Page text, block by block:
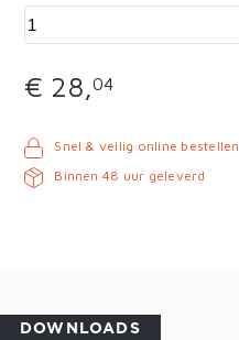
€ 28,04
Snel & veilig online bestellen
Binnen 48 uur geleverd
DOWNLOADS